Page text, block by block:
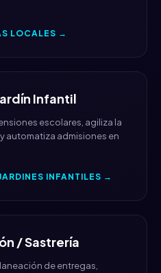
LOCALES →
Infantil
escolares, agiliza la
automatiza admisiones en
INFANTILES →
/ Sastrería
de entregas,